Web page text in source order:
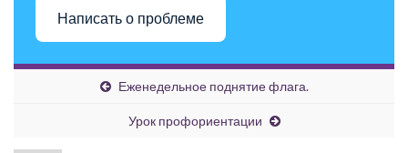
Написать о проблеме
Еженедельное поднятие флага.
Урок профориентации